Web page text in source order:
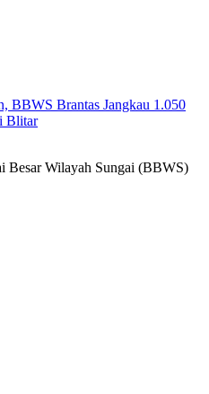
BBWS Brantas Jangkau 1.050
Blitar
Wilayah Sungai (BBWS)